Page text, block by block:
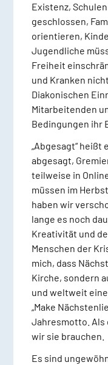
Existenz,
geschlossen,
orientieren,
Jugendliche
Freiheit
und Kranken
Diakonischen
Mitarbeitenden
Bedingungen ihr
„Abgesagt“ heißt
abgesagt,
teilweise in
müssen im
haben wir
lange es noch
Kreativität und
Menschen der
mich, dass
Kirche, sondern
und weltweit
„Make
Jahresmotto. Als
wir sie brauchen.
Es sind